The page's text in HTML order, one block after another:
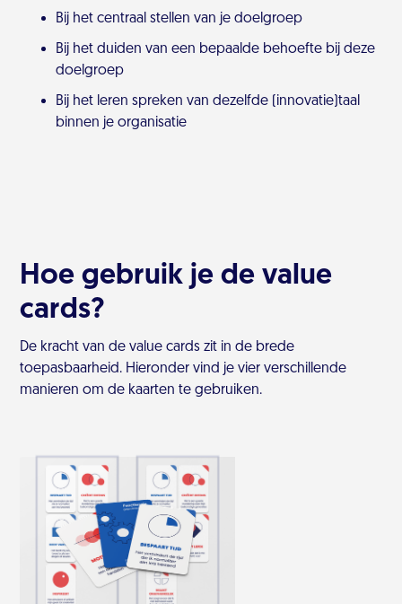
Bij het centraal stellen van je doelgroep
Bij het duiden van een bepaalde behoefte bij deze
doelgroep
Bij het leren spreken van dezelfde (innovatie)taal
binnen je organisatie
Hoe gebruik je de value
cards?
De kracht van de value cards zit in de brede
toepasbaarheid. Hieronder vind je vier verschillende
manieren om de kaarten te gebruiken.